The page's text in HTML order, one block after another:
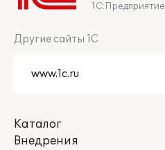
1С:Предприятие
Другие сайты 1С
Каталог
Внедрения